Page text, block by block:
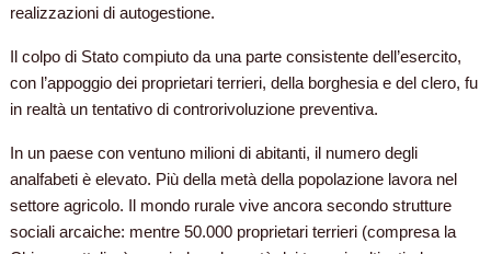
realizzazioni di autogestione.
Il colpo di Stato compiuto da una parte consistente dell’esercito,
con l’appoggio dei proprietari terrieri, della borghesia e del clero, fu
in realtà un tentativo di controrivoluzione preventiva.
In un paese con ventuno milioni di abitanti, il numero degli
analfabeti è elevato. Più della metà della popolazione lavora nel
settore agricolo. Il mondo rurale vive ancora secondo strutture
sociali arcaiche: mentre 50.000 proprietari terrieri (compresa la